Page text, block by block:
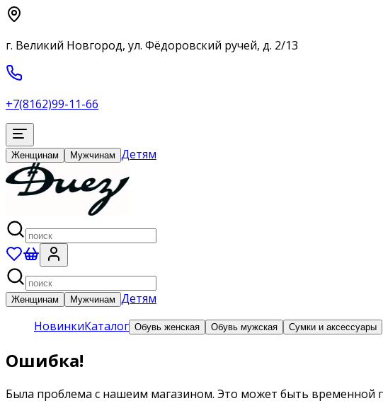
г. Великий Новгород, ул. Фёдоровский ручей, д. 2/13
+7(8162)99-11-66
Женщинам Мужчинам Детям
Женщинам Мужчинам Детям
НовинкиКаталог Обувь женская Обувь мужская Сумки и аксессуары
Ошибка!
Была проблема с нашеим магазином. Это может быть временной